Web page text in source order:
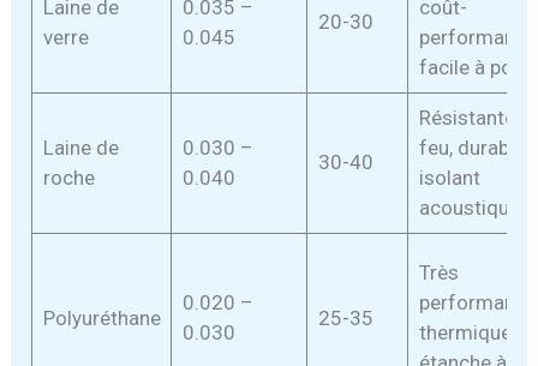
Laine de
verre
0.035 –
0.045
20-30
coût-
facile à
Laine de
roche
0.030 –
0.040
30-40
Résistante
feu, durable,
isolant
acoustique
Polyuréthane
0.020 –
0.030
25-35
Très
performant